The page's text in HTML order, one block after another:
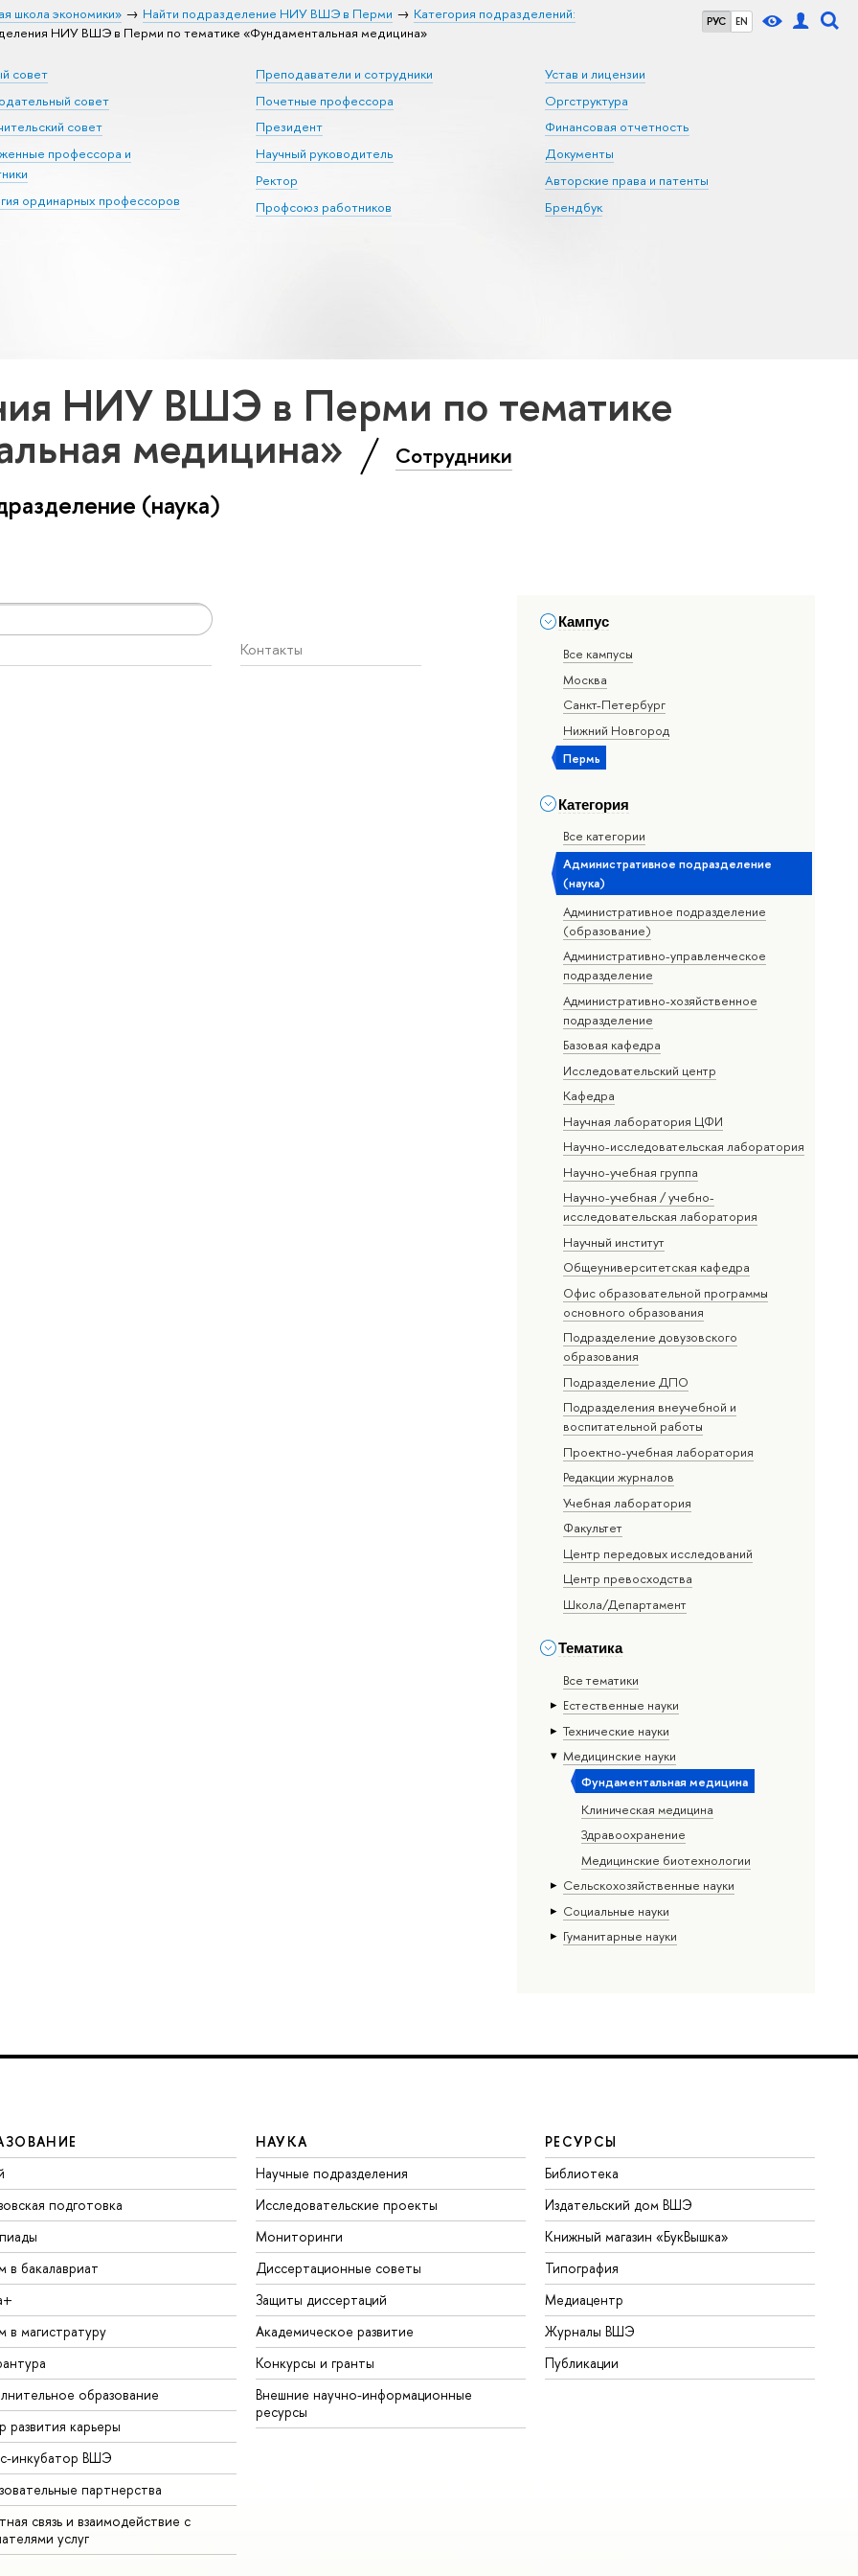
РУС EN
школа экономики» Найти подразделение НИУ ВШЭ в Перми
Категория подразделений:
НИУ ВШЭ в Перми по тематике «Фундаментальная медицина»
совет
совет
совет
профессора и
ординарных профессоров
Преподаватели и сотрудники
Почетные профессора
Президент
Научный руководитель
Ректор
Профсоюз работников
Устав и лицензии
Оргструктура
Финансовая отчетность
Документы
Авторские права и патенты
Брендбук
НИУ ВШЭ в Перми по тематике
медицина» Сотрудники
(наука)
Кампус
Все кампусы
Москва
Санкт-Петербург
Нижний Новгород
Пермь
Категория
Все категории
Административное подразделение
(наука)
Административное подразделение
(образование)
Административно-управленческое
подразделение
Административно-хозяйственное
подразделение
Базовая кафедра
Исследовательский центр
Кафедра
Научная лаборатория ЦФИ
Научно-исследовательская лаборатория
Научно-учебная группа
Научно-учебная / учебно-
исследовательская лаборатория
Научный институт
Общеуниверситетская кафедра
Офис образовательной программы
основного образования
Подразделение довузовского
образования
Подразделение ДПО
Подразделения внеучебной и
воспитательной работы
Проектно-учебная лаборатория
Редакции журналов
Учебная лаборатория
Факультет
Центр передовых исследований
Центр превосходства
Школа/Департамент
Тематика
Все тематики
Естественные науки
Тех­ничес­кие науки
Медицинские науки
Фундаментальная медицина
Клиническая медицина
Здравоохранение
Медицинские биотехнологии
Сельскохозяйственные науки
Социальные науки
Гуманитарные науки
Контакты
подготовка
в бакалавриат
в магистратуру
образование
развития карьеры
инкубатор ВШЭ
партнерства
связь и взаимодействие с
услуг
НАУКА
Научные подразделения
Исследовательские проекты
Мониторинги
Диссертационные советы
Защиты диссертаций
Академическое развитие
Конкурсы и гранты
Внешние научно-информационные
ресурсы
РЕСУРСЫ
Библиотека
Издательский дом ВШЭ
Книжный магазин «БукВышка»
Типография
Медиацентр
Журналы ВШЭ
Публикации